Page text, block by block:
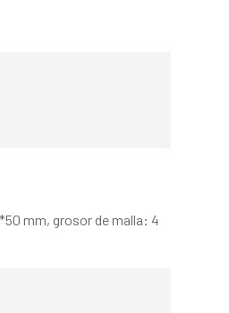
mm, grosor de malla: 4